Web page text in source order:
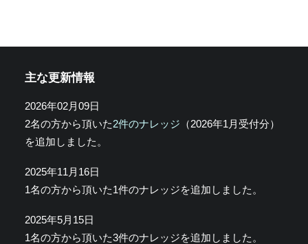
主な更新情報
2026年02月09日
2名の方から頂いた2件のナレッジ （2026年1月受付分）
を追加しました。
2025年11月16日
1名の方から頂いた1件のナレッジを追加しました。
2025年5月15日
1名の方から頂いた3件のナレッジを追加しました。